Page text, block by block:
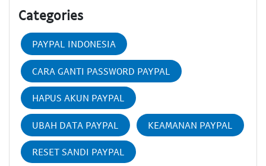
Categories
PAYPAL INDONESIA
CARA GANTI PASSWORD PAYPAL
HAPUS AKUN PAYPAL
UBAH DATA PAYPAL KEAMANAN PAYPAL
RESET SANDI PAYPAL